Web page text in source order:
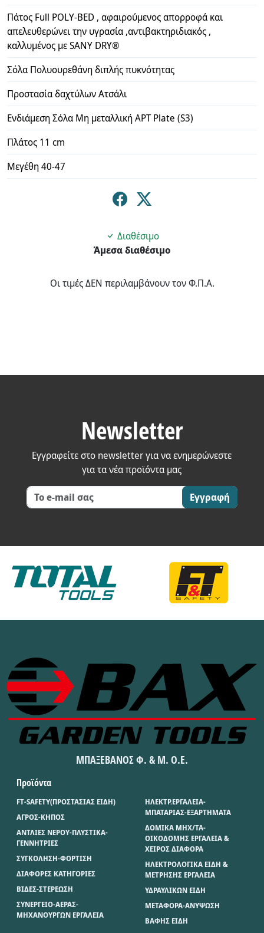
Πάτος Full POLY-BED , αφαιρούμενος απορροφά και
απελευθερώνει την υγρασία ,αντιβακτηριδιακός ,
καλλυμένος με SANY DRY®
Σόλα Πολυουρεθάνη διπλής πυκνότητας
Προστασία δαχτύλων Ατσάλι
Ενδιάμεση Σόλα Μη μεταλλική APT Plate (S3)
Πλάτος 11 cm
Μεγέθη 40-47
Διαθέσιμο
Άμεσα διαθέσιμο
Οι τιμές ΔΕΝ περιλαμβάνουν τον Φ.Π.Α.
Newsletter
Εγγραφείτε στο newsletter για να ενημερώνεστε
για τα νέα προϊόντα μας
Εγγραφή
ΜΠΑΞΕΒΑΝΟΣ Φ. & Μ. Ο.Ε.
Προϊόντα
FT-SAFETY(ΠΡΟΣΤΑΣΙΑΣ ΕΙΔΗ)
ΑΓΡΟΣ-ΚΗΠΟΣ
ΑΝΤΛΙΕΣ ΝΕΡΟΥ-ΠΛΥΣΤΙΚΑ-
ΓΕΝΝΗΤΡΙΕΣ
ΣΥΓΚΟΛΗΣΗ-ΦΟΡΤΙΣΗ
ΔΙΑΦΟΡΕΣ ΚΑΤΗΓΟΡΙΕΣ
ΒΙΔΕΣ-ΣΤΕΡΕΩΣΗ
ΣΥΝΕΡΓΕΙΟ-ΑΕΡΑΣ-
ΜΗΧΑΝΟΥΡΓΩΝ ΕΡΓΑΛΕΙΑ
ΗΛΕΚΤΡ.ΕΡΓΑΛΕΙΑ-
ΜΠΑΤΑΡΙΑΣ-ΕΞΑΡΤΗΜΑΤΑ
ΔΟΜΙΚΑ ΜΗΧ/ΤΑ-
ΟΙΚΟΔΟΜΗΣ ΕΡΓΑΛΕΙΑ &
ΧΕΙΡΟΣ ΔΙΑΦΟΡΑ
ΗΛΕΚΤΡΟΛΟΓΙΚΑ ΕΙΔΗ &
ΜΕΤΡΗΣΗΣ ΕΡΓΑΛΕΙΑ
ΥΔΡΑΥΛΙΚΩΝ ΕΙΔΗ
ΜΕΤΑΦΟΡΑ-ΑΝΥΨΩΣΗ
ΒΑΦΗΣ ΕΙΔΗ